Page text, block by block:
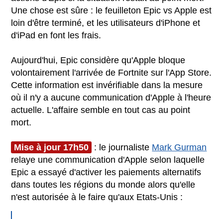
Une chose est sûre : le feuilleton Epic vs Apple est
loin d'être terminé, et les utilisateurs d'iPhone et
d'iPad en font les frais.
Aujourd'hui, Epic considère qu'Apple bloque
volontairement l'arrivée de Fortnite sur l'App Store.
Cette information est invérifiable dans la mesure
où il n'y a aucune communication d'Apple à l'heure
actuelle. L'affaire semble en tout cas au point
mort.
Mise à jour 17h50 : le journaliste Mark Gurman
relaye une communication d'Apple selon laquelle
Epic a essayé d'activer les paiements alternatifs
dans toutes les régions du monde alors qu'elle
n'est autorisée à le faire qu'aux Etats-Unis :